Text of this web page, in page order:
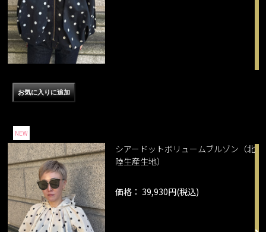
NEW
シアードットボリュームブルゾン（北
陸生産生地）
価格： 39,930円(税込)